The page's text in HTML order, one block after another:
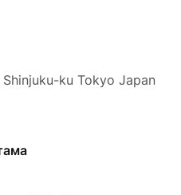
ku Tokyo Japan